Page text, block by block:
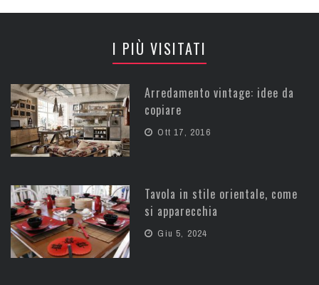
I PIÙ VISITATI
Arredamento vintage: idee da
copiare
Ott 17, 2016
Tavola in stile orientale, come
si apparecchia
Giu 5, 2024